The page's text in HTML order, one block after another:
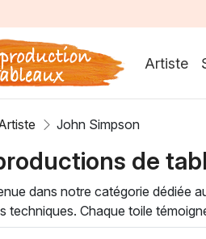
Artiste
John Simpson
de
dans notre catégorie dédiée
techniques. Chaque toile
d'art et les passionnés de